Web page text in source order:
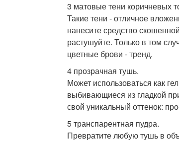
3 матовые тени коричневых
Такие тени - отличное
нанесите средство
растушуйте. Только в том
цветные брови - тренд.
4 прозрачная тушь.
Может использоваться как
выбивающиеся из гладкой
свой уникальный оттенок:
5 транспарентная пудра.
Превратите любую тушь в